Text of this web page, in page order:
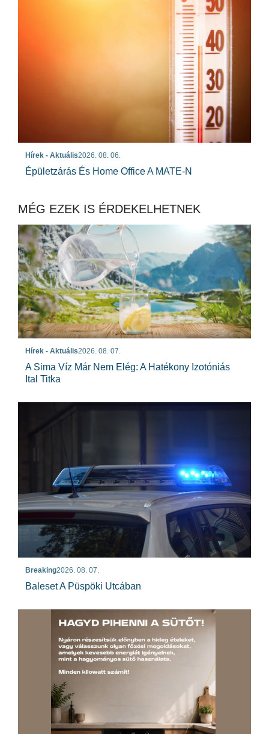
Hírek - Aktuális2026. 08. 06.
Épületzárás És Home Office A MATE-N
MÉG EZEK IS ÉRDEKELHETNEK
Hírek - Aktuális2026. 08. 07.
A Sima Víz Már Nem Elég: A Hatékony Izotóniás
Ital Titka
Breaking2026. 08. 07.
Baleset A Püspöki Utcában